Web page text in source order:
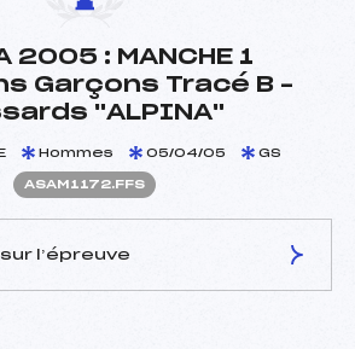
2005 : MANCHE 1
Garçons Tracé B –
"ALPINA"
Hommes 05/04/05 GS
ASAM1172.FFS
l’épreuve